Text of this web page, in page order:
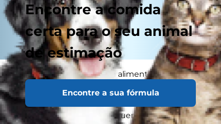
Encontre a comida
certa para o seu animal
de estimação
Encontre a sua fórmula
Antes de falarmos sobre a alimentação do seu
cão sénior de raça pequena, devemos esclarecer
o que entendemos por cão sénior de raça
pequena. Cães de raça pequena são geralmente